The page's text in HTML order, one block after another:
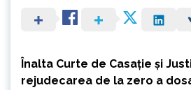
Înalta Curte de Casație și
rejudecarea de la zero a